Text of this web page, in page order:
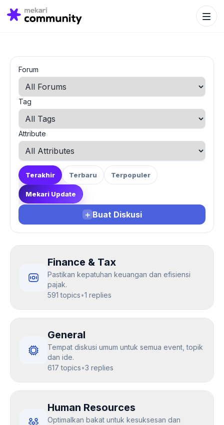
Search
for:
Search
Forum
Tag
Attribute
Terakhir Terbaru Terpopuler
Mekari Update
＋ Buat Diskusi
Finance & Tax
Pastikan kepatuhan keuangan dan efisiensi
pajak.
591 topics•1 replies
General
Tempat diskusi umum untuk semua event, topik
dan ide.
617 topics•3 replies
Human Resources
Optimalkan bakat untuk kesuksesan dan